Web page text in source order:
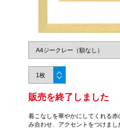
販売を終了しました
着こなしを華やかにしてくれる
み合わせ、アクセントをつけま